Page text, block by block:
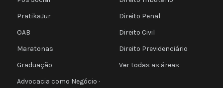
PratikaJur
OAB
Maratonas
Graduação
Advocacia como Negócio ·
Direito Penal
Direito Civil
Direito Previdenciário
Ver todas as áreas